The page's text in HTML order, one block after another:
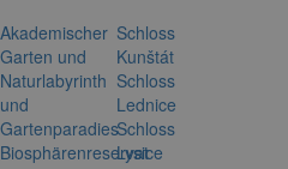
Akademischer
Garten und
Naturlabyrinth
und
Gartenparadies
Biosphärenreservat
Schloss
Kunštát
Schloss
Lednice
Schloss
Lysice